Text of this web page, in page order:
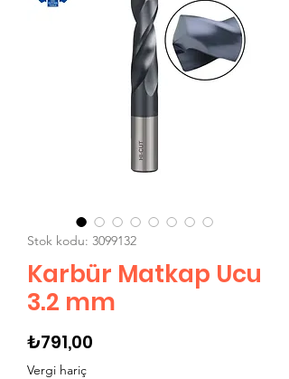
Stok kodu: 3099132
Karbür Matkap Ucu
3.2 mm
₺791,00
Vergi hariç